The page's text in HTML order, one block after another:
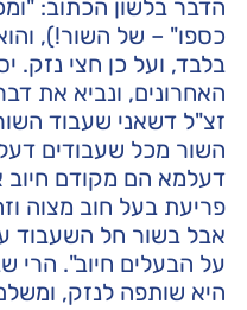
הדבר בלשון הכתוב:
כספו" – של השור!),
בלבד, ועל כן חצי נזק.
האחרונים, ונביא את
זצ"ל דשאני שעבוד
השור מכל שעבודים
דעלמא הם מקודם
פריעת בעל חוב מצוה
אבל בשור חל השעבוד
על הבעלים חיוב". הרי
היא שותפה לנזק,